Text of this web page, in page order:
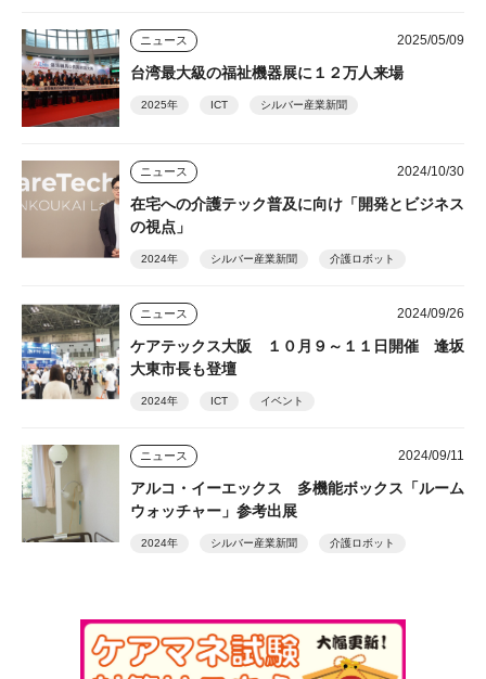
ニュース 2025/05/09
台湾最大級の福祉機器展に１２万人来場
2025年 ICT シルバー産業新聞
ニュース 2024/10/30
在宅への介護テック普及に向け「開発とビジネス
の視点」
2024年 シルバー産業新聞 介護ロボット
ニュース 2024/09/26
ケアテックス大阪 １０月９～１１日開催 逢坂
大東市長も登壇
2024年 ICT イベント
ニュース 2024/09/11
アルコ・イーエックス 多機能ボックス「ルーム
ウォッチャー」参考出展
2024年 シルバー産業新聞 介護ロボット